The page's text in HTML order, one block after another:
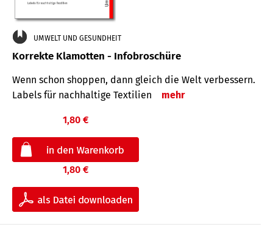
UMWELT UND GESUNDHEIT
Korrekte Klamotten - Infobroschüre
Wenn schon shoppen, dann gleich die Welt verbessern.
Labels für nachhaltige Textilien
mehr
1,80 €
1,80 €